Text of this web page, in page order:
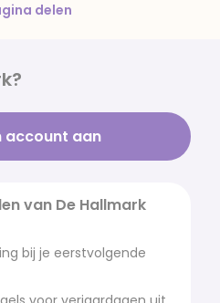
delen
account aan
van De Hallmark
bij je eerstvolgende